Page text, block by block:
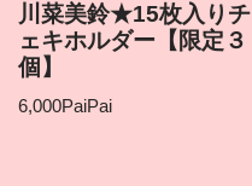
川菜美鈴★15枚入りチ
ェキホルダー【限定３
個】
6,000PaiPai